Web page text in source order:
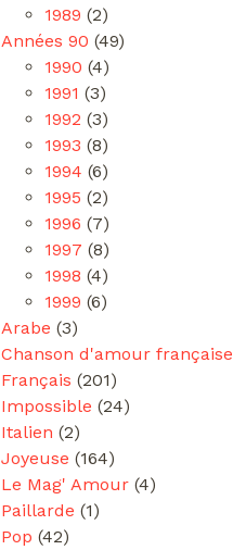
1989 (2)
Années 90 (49)
1990 (4)
1991 (3)
1992 (3)
1993 (8)
1994 (6)
1995 (2)
1996 (7)
1997 (8)
1998 (4)
1999 (6)
Arabe (3)
Chanson d'amour française
Français (201)
Impossible (24)
Italien (2)
Joyeuse (164)
Le Mag' Amour (4)
Paillarde (1)
Pop (42)